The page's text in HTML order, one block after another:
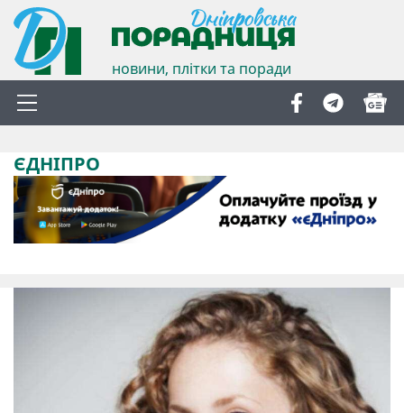
новини, плітки та поради
ЄДНІПРО